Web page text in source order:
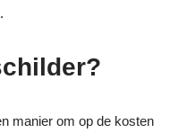
manier om op de kosten